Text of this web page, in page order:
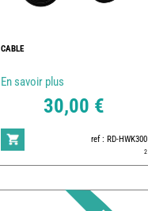
CABLE
En savoir plus
30,00 €
ref : RD-HWK300
2